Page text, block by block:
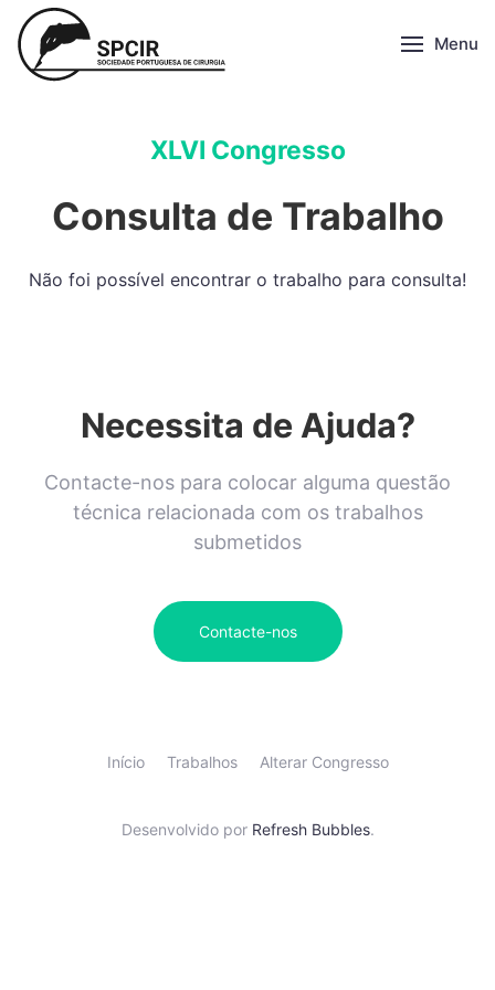
Menu
XLVI Congresso
Consulta de Trabalho
Não foi possível encontrar o trabalho para consulta!
Necessita de Ajuda?
Contacte-nos para colocar alguma questão
técnica relacionada com os trabalhos
submetidos
Contacte-nos
Início Trabalhos Alterar Congresso
Desenvolvido por Refresh Bubbles.